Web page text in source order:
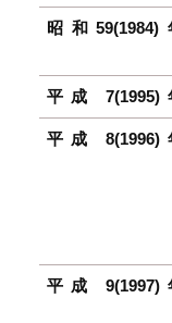
昭和59(1984)
平成 7(1995)
平成 8(1996)
平成 9(1997)